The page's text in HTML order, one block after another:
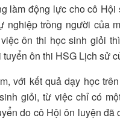
làm động lực cho cô Hội
nghiệp trồng người của
ôn thi học sinh giỏi
tuyển ôn thi HSG Lịch sử
với kết quả dạy học
giỏi, từ việc chỉ có
do cô Hội ôn luyện đã